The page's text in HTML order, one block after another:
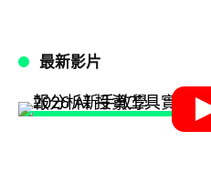
最新影片